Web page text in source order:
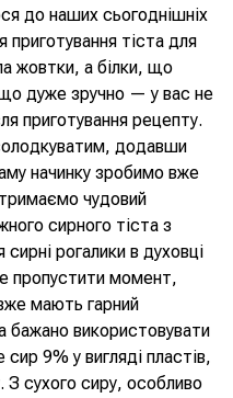
до наших сьогоднішніх
приготування тіста для
жовтки, а білки, що
дуже зручно — у вас не
приготування рецепту.
додавши
начинку зробимо вже
чудовий
сирного тіста з
рогалики в духовці
пропустити момент,
мають гарний
бажано використовувати
9% у вигляді пластів,
сухого сиру, особливо